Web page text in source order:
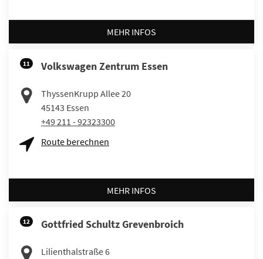
MEHR INFOS
11 Volkswagen Zentrum Essen
ThyssenKrupp Allee 20
45143 Essen
+49 211 - 92323300
Route berechnen
MEHR INFOS
12 Gottfried Schultz Grevenbroich
Lilienthalstraße 6